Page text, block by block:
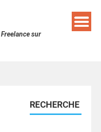
sur
RECHERCHE